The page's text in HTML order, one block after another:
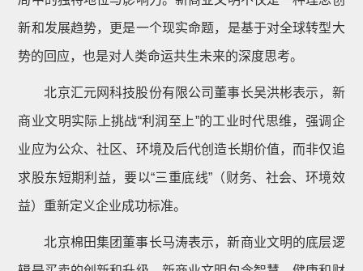
新和发展趋势，更是一个现实命题，是基于对全球转型大
势的回应，也是对人类命运共生未来的深度思考。
北京汇元网科技股份有限公司董事长吴洪彬表示，新
商业文明实际上挑战“利润至上”的工业时代思维，强调企
业应为公众、社区、环境及后代创造长期价值，而非仅追
求股东短期利益，要以“三重底线”（财务、社会、环境效
益）重新定义企业成功标准。
北京棉田集团董事长马涛表示，新商业文明的底层逻